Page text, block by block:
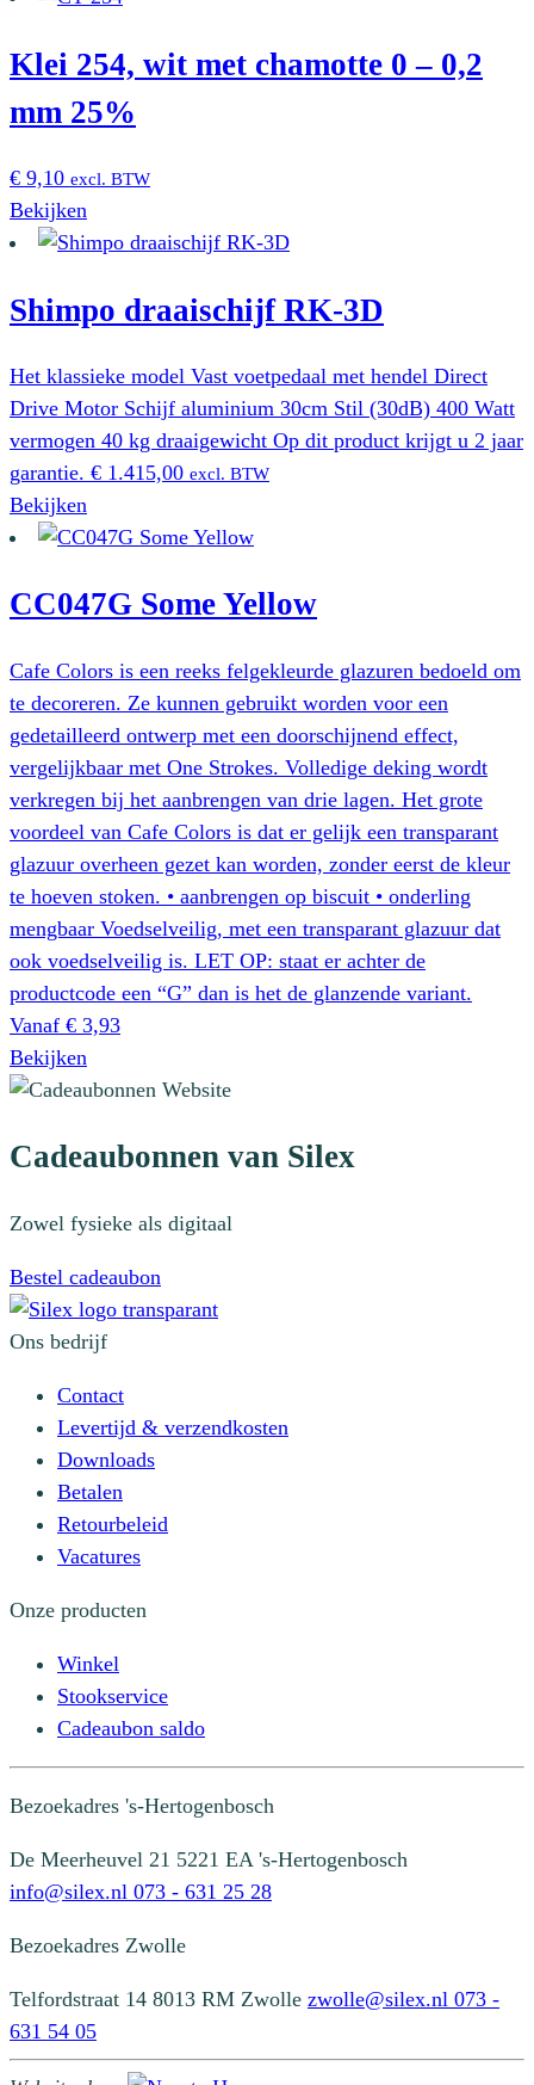
Klei 254, wit met chamotte 0 – 0,2
mm 25%
€ 9,10 excl. BTW
Bekijken
Shimpo draaischijf RK-3D
Het klassieke model Vast voetpedaal met hendel Direct
Drive Motor Schijf aluminium 30cm Stil (30dB) 400 Watt
vermogen 40 kg draaigewicht Op dit product krijgt u 2 jaar
garantie. € 1.415,00 excl. BTW
Bekijken
CC047G Some Yellow
Cafe Colors is een reeks felgekleurde glazuren bedoeld om
te decoreren. Ze kunnen gebruikt worden voor een
gedetailleerd ontwerp met een doorschijnend effect,
vergelijkbaar met One Strokes. Volledige deking wordt
verkregen bij het aanbrengen van drie lagen. Het grote
voordeel van Cafe Colors is dat er gelijk een transparant
glazuur overheen gezet kan worden, zonder eerst de kleur
te hoeven stoken. • aanbrengen op biscuit • onderling
mengbaar Voedselveilig, met een transparant glazuur dat
ook voedselveilig is. LET OP: staat er achter de
productcode een “G” dan is het de glanzende variant.
Vanaf € 3,93
Bekijken
product
meerdere
Deze
kan
gekozen
worden
de
productpagina
Cadeaubonnen van Silex
Zowel fysieke als digitaal
Bestel cadeaubon
Ons bedrijf
Contact
Levertijd & verzendkosten
Downloads
Betalen
Retourbeleid
Vacatures
Onze producten
Winkel
Stookservice
Cadeaubon saldo
Bezoekadres 's-Hertogenbosch
De Meerheuvel 21 5221 EA 's-Hertogenbosch
info@silex.nl 073 - 631 25 28
Bezoekadres Zwolle
Telfordstraat 14 8013 RM Zwolle zwolle@silex.nl 073 -
631 54 05